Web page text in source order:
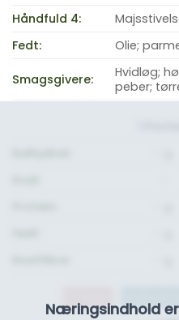
Håndfuld 4:
Fedt:
Olie;
Smagsgivere:
Hvidløg;
peber;
Næringsindhold